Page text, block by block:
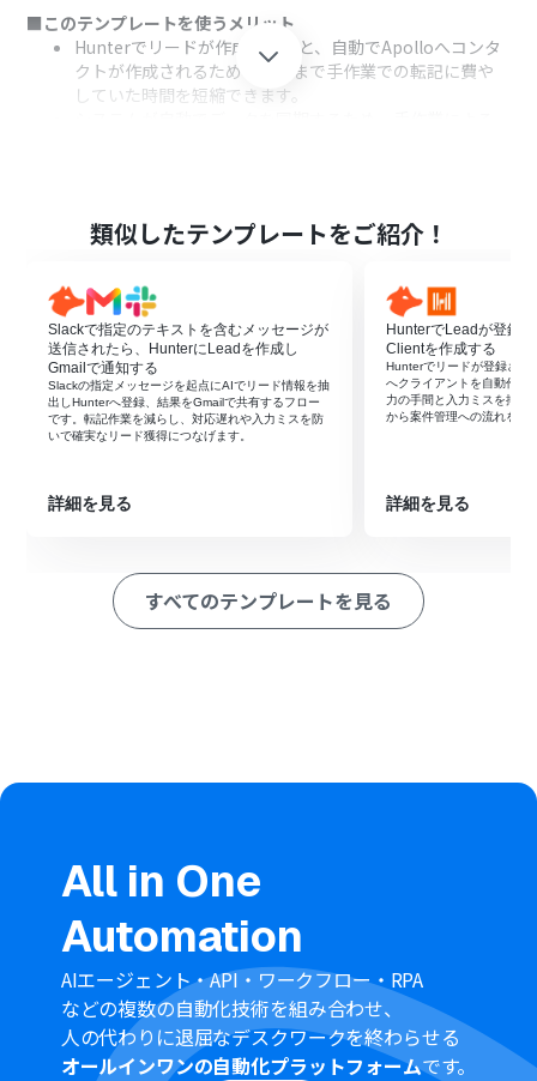
■このテンプレートを使うメリット
Hunterでリードが作成されると、自動でApolloへコンタ
クトが作成されるため、これまで手作業での転記に費や
していた時間を短縮できます。
はじめに、HunterとApolloをYoomと連携します。
次に、トリガーでHunterを選択し、「Created Lead」と
最後に、オペレーションでApolloの「コンタクトを作
成」アクションを設定し、トリガーで取得したリード情報
を紐付けます。
※「トリガー」：フロー起動のきっかけとなるアクション、「オ
ペレーション」：トリガー起動後、フロー内で処理を行うアク
ション
同期の対象としたいリードリストを任意で設定してくだ
から取得した氏名、役職、会社名、メールアドレスなど
の情報を、Apolloのどの項目に登録するかを任意で設定
してください。
プランによって最短の起動間隔が異なりますので、ご注意
類似したテンプレートをご紹介！
Slackで指定のテキストを含むメッセージが
送信されたら、HunterにLeadを作成し
Gmailで通知する
Slackの指定メッセージを起点にAIでリード情報を抽
出しHunterへ登録、結果をGmailで共有するフロー
です。転記作業を減らし、対応遅れや入力ミスを防
いで確実なリード獲得につなげます。
詳細を見る
HunterでLeadが登録
Clientを作成する
Hunterでリードが登録され
へクライアントを自動作成
力の手間と入力ミスを抑え
から案件管理への流れをス
詳細を見る
すべてのテンプレートを見る
All in One
Automation
AIエージェント・API・ワークフロー・RPA
などの複数の自動化技術を組み合わせ、
人の代わりに退屈なデスクワークを終わらせる
オールインワンの自動化プラットフォームです。